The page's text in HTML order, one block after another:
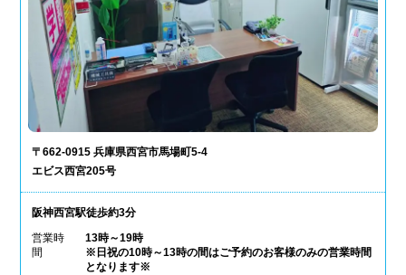
〒662-0915 兵庫県西宮市馬場町5-4
エビス西宮205号
阪神西宮駅徒歩約3分
営業時
間
13時～19時
※日祝の10時～13時の間はご予約のお客様のみの営業時間
となります※